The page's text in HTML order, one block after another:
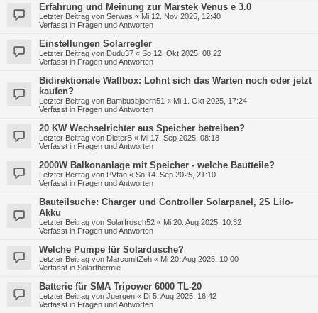
Erfahrung und Meinung zur Marstek Venus e 3.0
Letzter Beitrag von Serwas « Mi 12. Nov 2025, 12:40
Verfasst in Fragen und Antworten
Einstellungen Solarregler
Letzter Beitrag von Dudu37 « So 12. Okt 2025, 08:22
Verfasst in Fragen und Antworten
Bidirektionale Wallbox: Lohnt sich das Warten noch oder jetzt
kaufen?
Letzter Beitrag von Bambusbjoern51 « Mi 1. Okt 2025, 17:24
Verfasst in Fragen und Antworten
20 KW Wechselrichter aus Speicher betreiben?
Letzter Beitrag von DieterB « Mi 17. Sep 2025, 08:18
Verfasst in Fragen und Antworten
2000W Balkonanlage mit Speicher - welche Bautteile?
Letzter Beitrag von PVfan « So 14. Sep 2025, 21:10
Verfasst in Fragen und Antworten
Bauteilsuche: Charger und Controller Solarpanel, 2S LiIo-
Akku
Letzter Beitrag von Solarfrosch52 « Mi 20. Aug 2025, 10:32
Verfasst in Fragen und Antworten
Welche Pumpe für Solardusche?
Letzter Beitrag von MarcomitZeh « Mi 20. Aug 2025, 10:00
Verfasst in Solarthermie
Batterie für SMA Tripower 6000 TL-20
Letzter Beitrag von Juergen « Di 5. Aug 2025, 16:42
Verfasst in Fragen und Antworten